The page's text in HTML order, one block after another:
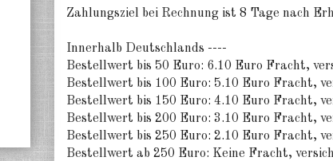
Zahlungsziel bei Rechnung ist 8 Tage nach
Innerhalb Deutschlands ----
Bestellwert bis 50 Euro: 6.10 Euro Fracht,
Bestellwert bis 100 Euro: 5.10 Euro Fracht,
Bestellwert bis 150 Euro: 4.10 Euro Fracht,
Bestellwert bis 200 Euro: 3.10 Euro Fracht,
Bestellwert bis 250 Euro: 2.10 Euro Fracht,
Bestellwert ab 250 Euro: Keine Fracht,